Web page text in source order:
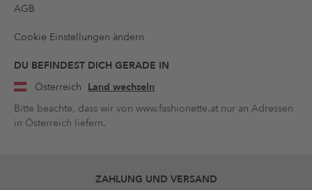
AGB
Cookie Einstellungen ändern
DU BEFINDEST DICH GERADE IN
Österreich Land wechseln
Bitte beachte, dass wir von www.fashionette.at nur an Adressen
in Österreich liefern.
ZAHLUNG UND VERSAND